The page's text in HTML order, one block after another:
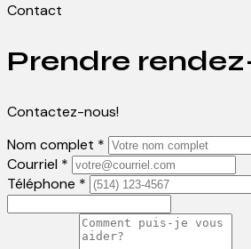
Contact
Prendre
Contactez-nous!
Nom complet *
Courriel *
Téléphone *